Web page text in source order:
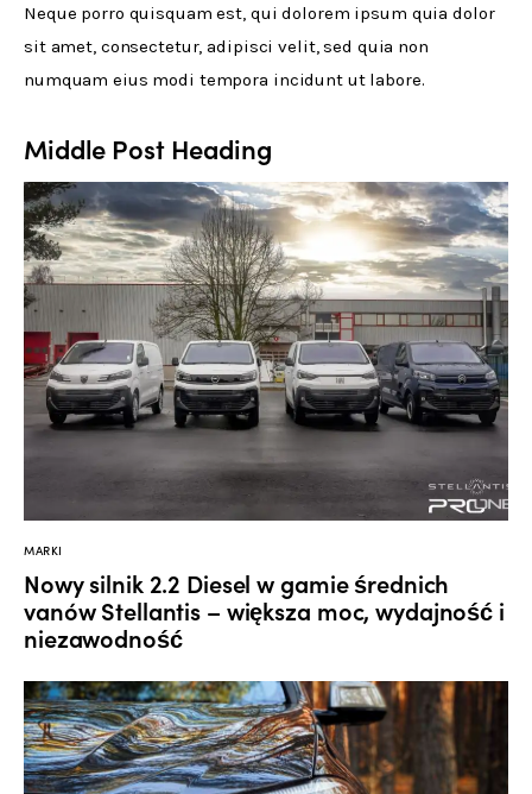
Neque porro quisquam est, qui dolorem ipsum quia dolor
sit amet, consectetur, adipisci velit, sed quia non
numquam eius modi tempora incidunt ut labore.
Middle Post Heading
MARKI
Nowy silnik 2.2 Diesel w gamie średnich
vanów Stellantis – większa moc, wydajność i
niezawodność